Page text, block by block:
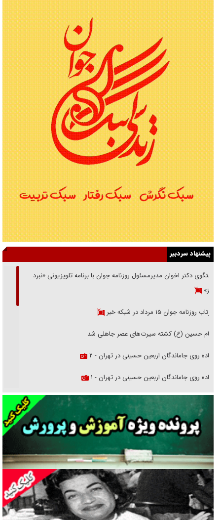
پیشنهاد سردبیر
گفتگوی دکتر اخوان مدیرمسئول روزنامه جوان با برنامه تلویزیونی «نبرد
هرمز»
بازتاب روزنامه جوان ۱۵ مرداد در شبکه خبر
امام حسین (ع) کشته سیرت‌های عصر جاهلی شد
پیاده روی جاماندگان اربعین حسینی در تهران - ۲
پیاده روی جاماندگان اربعین حسینی در تهران - ۱
فریاد‌ها و ناله‌های دوستان مبارزدلم را آتش می‌زد
تغییر رویه دشمن در ترور از شیخ فضل‌الله تا مصباح یزدی
خرید قسطی اولش خنده و آخرش گریه است!
فوتبال و آن «بالا»!
راهبرد غافلگیری با نسل جدید پهپاد‌ها
جنجال پزشکان تقلبی در صنعت زیبایی